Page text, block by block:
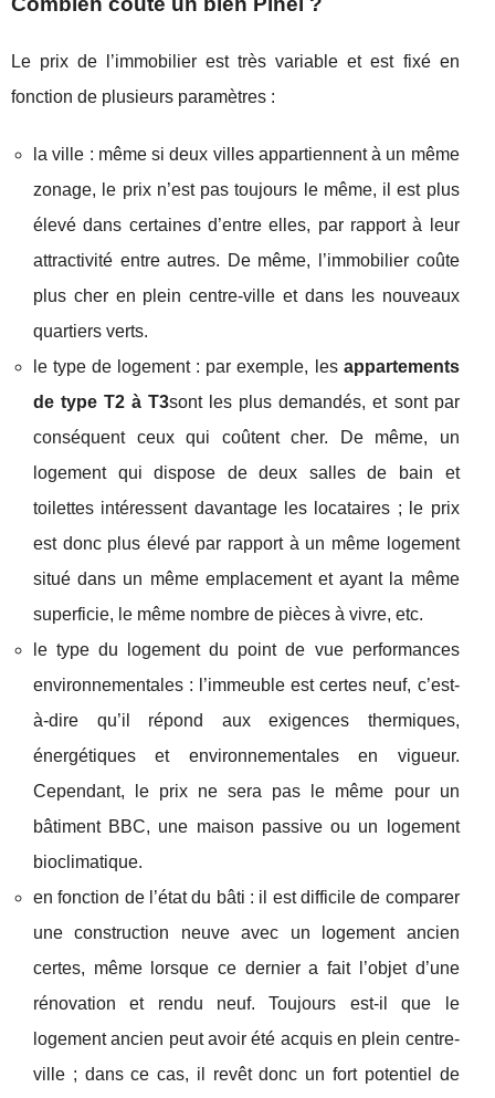
Le prix de l’immobilier est très variable et est fixé en
fonction de plusieurs paramètres :
la ville : même si deux villes appartiennent à un même
zonage, le prix n’est pas toujours le même, il est plus
élevé dans certaines d’entre elles, par rapport à leur
attractivité entre autres. De même, l’immobilier coûte
plus cher en plein centre-ville et dans les nouveaux
quartiers verts.
le type de logement : par exemple, les appartements
de type T2 à T3sont les plus demandés, et sont par
conséquent ceux qui coûtent cher. De même, un
logement qui dispose de deux salles de bain et
toilettes intéressent davantage les locataires ; le prix
est donc plus élevé par rapport à un même logement
situé dans un même emplacement et ayant la même
superficie, le même nombre de pièces à vivre, etc.
le type du logement du point de vue performances
environnementales : l’immeuble est certes neuf, c’est-
à-dire qu’il répond aux exigences thermiques,
énergétiques et environnementales en vigueur.
Cependant, le prix ne sera pas le même pour un
bâtiment BBC, une maison passive ou un logement
bioclimatique.
en fonction de l’état du bâti : il est difficile de comparer
une construction neuve avec un logement ancien
certes, même lorsque ce dernier a fait l’objet d’une
rénovation et rendu neuf. Toujours est-il que le
logement ancien peut avoir été acquis en plein centre-
ville ; dans ce cas, il revêt donc un fort potentiel de